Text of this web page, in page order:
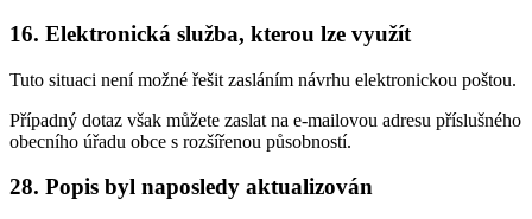
16. Elektronická služba, kterou lze využít
Tuto situaci není možné řešit zasláním návrhu elektronickou poštou.
Případný dotaz však můžete zaslat na e-mailovou adresu příslušného
obecního úřadu obce s rozšířenou působností.
28. Popis byl naposledy aktualizován